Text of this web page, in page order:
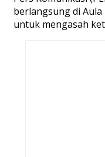
berlangsung di
untuk mengasah